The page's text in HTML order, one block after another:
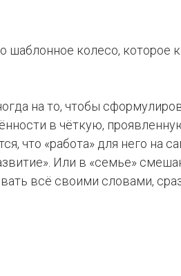
шаблонное колесо, которое
на то, чтобы
в чёткую,
что «работа» для него на
Или в «семье»
всё своими словами,